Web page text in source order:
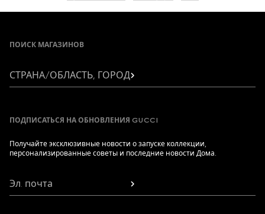
ПОИСК МАГАЗИНОВ
СТРАНА/ОБЛАСТЬ, ГОРОД
ПОДПИСАТЬСЯ НА ОБНОВЛЕНИЯ GUCCI
Получайте эксклюзивные новости о запуске коллекции,
персонализированные советы и последние новости Дома.
Эл. почта